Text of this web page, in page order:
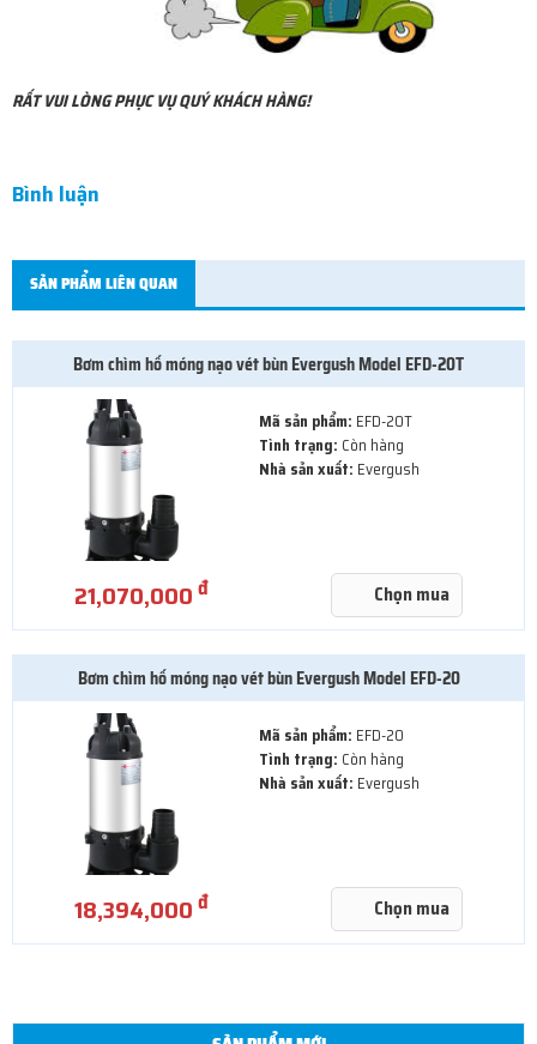
RẤT VUI LÒNG PHỤC VỤ QUÝ KHÁCH HÀNG!
Bình luận
SẢN PHẨM LIÊN QUAN
Bơm chìm hố móng nạo vét bùn Evergush Model EFD-20T
Mã sản phẩm: EFD-20T
Tình trạng: Còn hàng
Nhà sản xuất: Evergush
21,070,000đ Chọn mua
Bơm chìm hố móng nạo vét bùn Evergush Model EFD-20
Mã sản phẩm: EFD-20
Tình trạng: Còn hàng
Nhà sản xuất: Evergush
18,394,000đ Chọn mua